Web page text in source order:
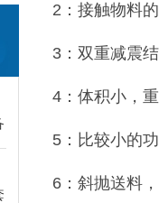
2：接触物料
3：双重减震
4：体积小，
5：比较小的
6：斜抛送料